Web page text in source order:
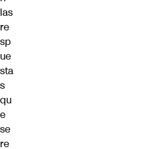
las
re
sp
ue
sta
s
qu
e
se
re